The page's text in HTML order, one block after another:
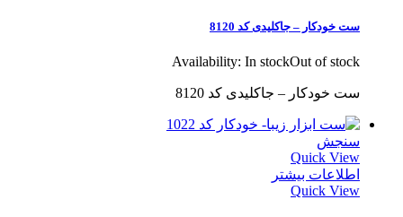
ست خودکار – جاکلیدی کد 8120
Availability: In stockOut of stock
ست خودکار – جاکلیدی کد 8120
سنجش
Quick View
اطلاعات بیشتر
Quick View